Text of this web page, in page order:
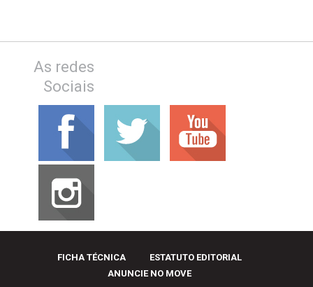
As redes
Sociais
FICHA TÉCNICA
ESTATUTO EDITORIAL
ANUNCIE NO MOVE